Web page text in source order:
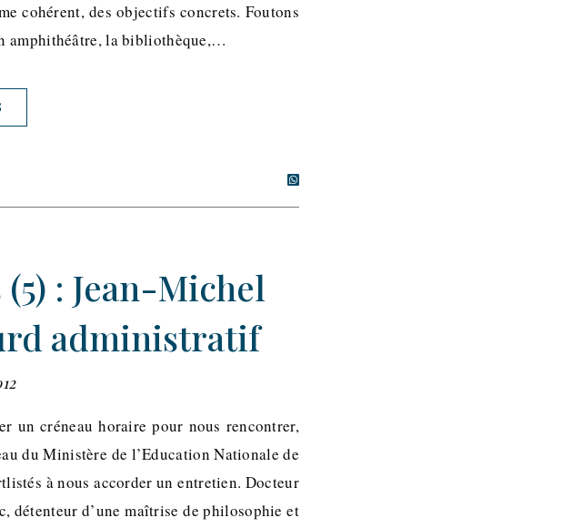
cohérent, des objectifs concrets. Foutons
amphithéâtre, la bibliothèque,…
: Jean-Michel
administratif
un créneau horaire pour nous rencontrer,
du Ministère de l’Education Nationale de
à nous accorder un entretien. Docteur
détenteur d’une maîtrise de philosophie et